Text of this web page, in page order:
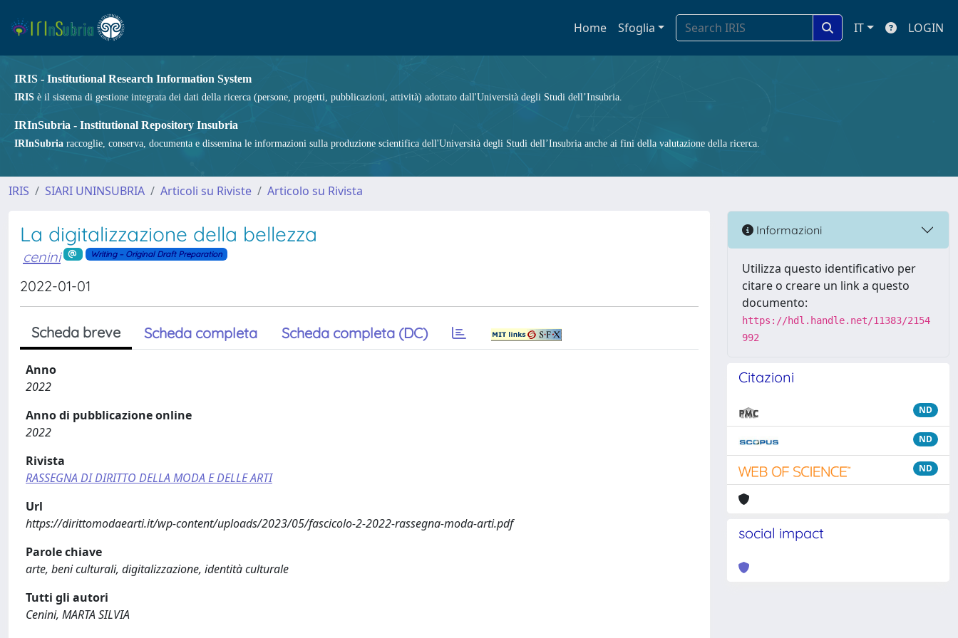
Home Sfoglia IT LOGIN
IRIS - Institutional Research Information System
IRIS è il sistema di gestione integrata dei dati della ricerca (persone, progetti, pubblicazioni, attività) adottato dall'Università degli Studi dell’Insubria.
IRInSubria - Institutional Repository Insubria
IRInSubria raccoglie, conserva, documenta e dissemina le informazioni sulla produzione scientifica dell'Università degli Studi dell’Insubria anche ai fini della valutazione della ricerca.
IRIS SIARI UNINSUBRIA Articoli su Riviste Articolo su Rivista
La digitalizzazione della bellezza
cenini Writing – Original Draft Preparation
2022-01-01
Scheda breve Scheda completa Scheda completa (DC)
Anno
2022
Anno di pubblicazione online
2022
Rivista
RASSEGNA DI DIRITTO DELLA MODA E DELLE ARTI
Url
https://dirittomodaearti.it/wp-content/uploads/2023/05/fascicolo-2-2022-rassegna-moda-arti.pdf
Parole chiave
arte, beni culturali, digitalizzazione, identità culturale
Tutti gli autori
Cenini, MARTA SILVIA
Informazioni
Utilizza questo identificativo per
citare o creare un link a questo
documento:
https://hdl.handle.net/11383/2154
992
Citazioni
ND
ND
ND
social impact